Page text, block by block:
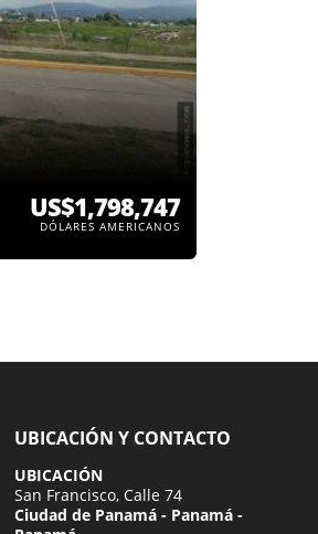
US$1,798,747
DÓLARES AMERICANOS
UBICACIÓN Y CONTACTO
UBICACIÓN
San Francisco, Calle 74
Ciudad de Panamá - Panamá -